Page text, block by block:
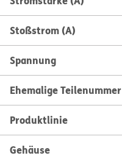
Stoßstrom (A)
Spannung
Ehemalige Teilenummer
Produktlinie
Gehäuse